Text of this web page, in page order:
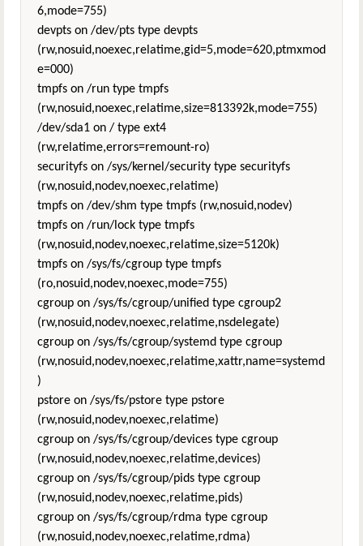
6,mode=755)
devpts on /dev/pts type devpts
(rw,nosuid,noexec,relatime,gid=5,mode=620,ptmxmod
e=000)
tmpfs on /run type tmpfs
(rw,nosuid,noexec,relatime,size=813392k,mode=755)
/dev/sda1 on / type ext4
(rw,relatime,errors=remount-ro)
securityfs on /sys/kernel/security type securityfs
(rw,nosuid,nodev,noexec,relatime)
tmpfs on /dev/shm type tmpfs (rw,nosuid,nodev)
tmpfs on /run/lock type tmpfs
(rw,nosuid,nodev,noexec,relatime,size=5120k)
tmpfs on /sys/fs/cgroup type tmpfs
(ro,nosuid,nodev,noexec,mode=755)
cgroup on /sys/fs/cgroup/unified type cgroup2
(rw,nosuid,nodev,noexec,relatime,nsdelegate)
cgroup on /sys/fs/cgroup/systemd type cgroup
(rw,nosuid,nodev,noexec,relatime,xattr,name=systemd
)
pstore on /sys/fs/pstore type pstore
(rw,nosuid,nodev,noexec,relatime)
cgroup on /sys/fs/cgroup/devices type cgroup
(rw,nosuid,nodev,noexec,relatime,devices)
cgroup on /sys/fs/cgroup/pids type cgroup
(rw,nosuid,nodev,noexec,relatime,pids)
cgroup on /sys/fs/cgroup/rdma type cgroup
(rw,nosuid,nodev,noexec,relatime,rdma)